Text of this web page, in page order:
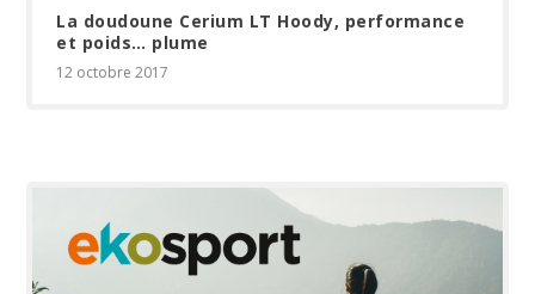
La doudoune Cerium LT Hoody, performance
et poids… plume
12 octobre 2017